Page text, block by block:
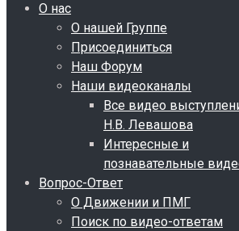
О нас
О нашей Группе
Присоединиться
Наш Форум
Наши видеоканалы
Все видео
Н.В. Левашова
Интересные и
познавательные
Вопрос-Ответ
О Движении и ПМГ
Поиск по видео-ответам